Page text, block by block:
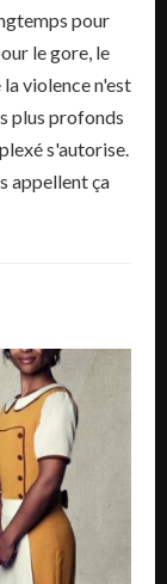
pour
le gore, le
violence n'est
plus profonds
s'autorise.
appellent ça